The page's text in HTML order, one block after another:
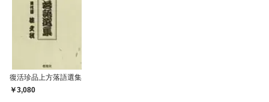
復活珍品上方落語選集
3,080